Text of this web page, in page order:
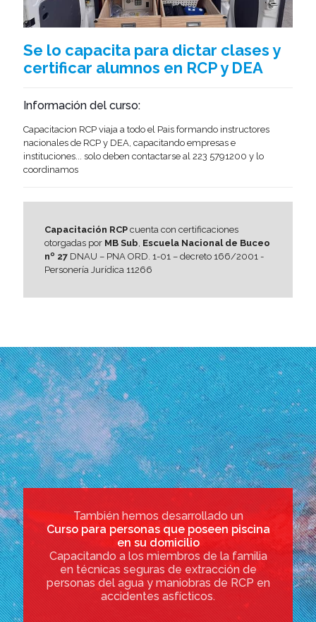
Se lo capacita para dictar clases y
certificar alumnos en RCPyDEA
Información del curso:
Capacitacion RCP viaja a todo el Pais formando instructores
nacionales de RCP y DEA, capacitando empresas e
instituciones... solo deben contactarse al 223 5791200 y lo
coordinamos
Capacitación RCP cuenta con certificaciones
otorgadas por MB Sub, Escuela Nacional de Buceo
nº 27 DNAU – PNA ORD. 1-01 – decreto 166/2001 -
Personería Jurídica 11266
También hemos desarrollado un
Curso para personas que poseen piscina
en su domicilio
Capacitando a los miembros de la familia
en técnicas seguras de extracción de
personas del agua y maniobras de RCP en
accidentes asfícticos.